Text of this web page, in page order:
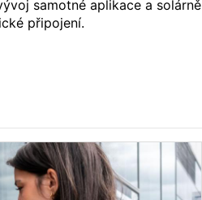
samotné aplikace a solárně
připojení.